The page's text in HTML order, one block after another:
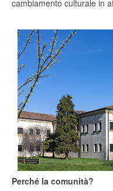
cambiamento culturale in
Perché la comunità?